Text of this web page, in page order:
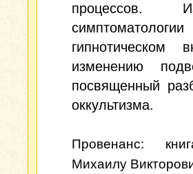
процессов.
гипнотическом
изменению
посвященный
оккультизма.
Провенанс:
Михаилу